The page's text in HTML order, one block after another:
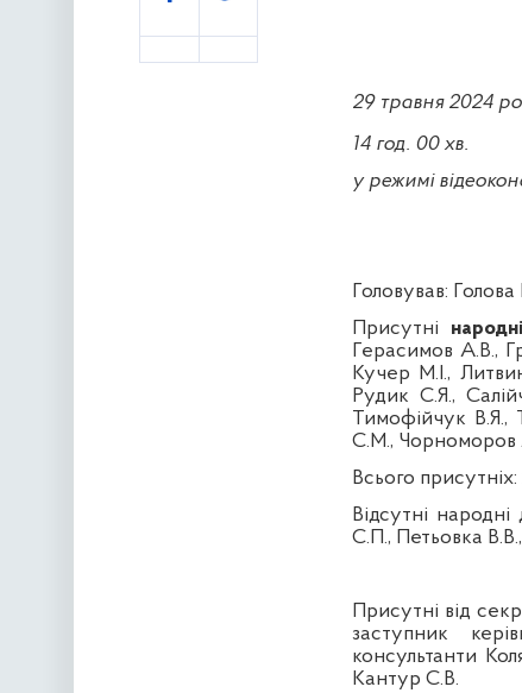
29 травня 2024
14 год. 00 хв.
у режимі
Головував: Голова
Присутні
Герасимов А.В.,
Кучер М.І.,
Рудик С.Я.,
Тимофійчук В.Я.,
С.М., Чорноморов
Всього присутніх:
Відсутні
С.П., Петьовка
Присутні від
заступник
консультанти
Кантур С.В.